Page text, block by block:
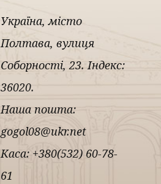
Україна, місто
Полтава, вулиця
Соборності, 23. Індекс:
36020.
Наша пошта:
gogol08@ukr.net
Каса: +380(532) 60-78-
61